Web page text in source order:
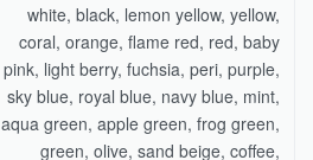
white, black, lemon yellow, yellow,
coral, orange, flame red, red, baby
pink, light berry, fuchsia, peri, purple,
sky blue, royal blue, navy blue, mint,
aqua green, apple green, frog green,
green, olive, sand beige, coffee,